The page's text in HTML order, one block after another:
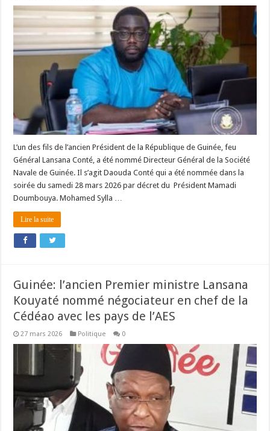
L’un des fils de l’ancien Président de la République de Guinée, feu
Général Lansana Conté, a été nommé Directeur Général de la Société
Navale de Guinée. Il s’agit Daouda Conté qui a été nommée dans la
soirée du samedi 28 mars 2026 par décret du Président Mamadi
Doumbouya. Mohamed Sylla …
Lire la suite
Guinée: l’ancien Premier ministre Lansana
Kouyaté nommé négociateur en chef de la
Cédéao avec les pays de l’AES
27 mars 2026 Politique 0